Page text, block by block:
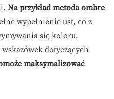
Na przykład metoda ombre
wypełnienie ust, co z
się koloru.
dotyczących
maksymalizować